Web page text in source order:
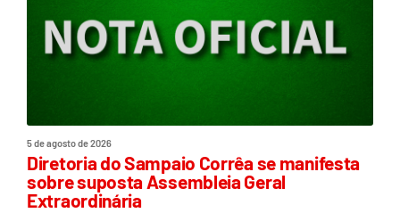
5 de agosto de 2026
Diretoria do Sampaio Corrêa se manifesta
sobre suposta Assembleia Geral
Extraordinária